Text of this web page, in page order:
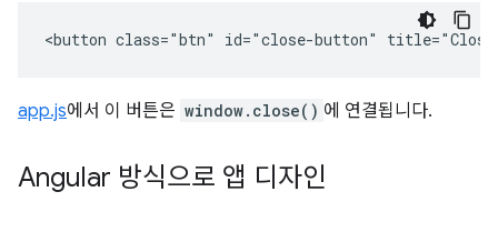
app.js에서 이 버튼은 window.close() 에 연결됩니다.
Angular 방식으로 앱 디자인